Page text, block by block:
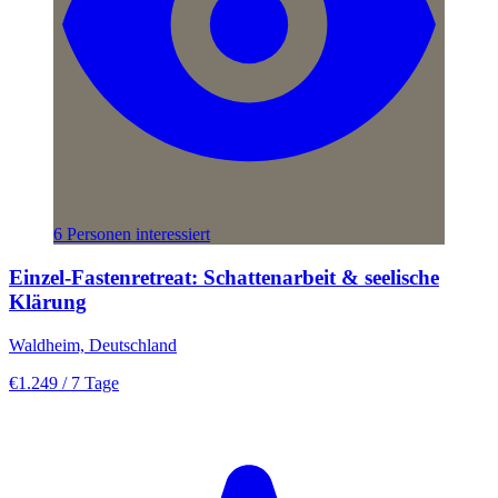
6 Personen interessiert
Einzel-Fastenretreat: Schattenarbeit & seelische
Klärung
Waldheim, Deutschland
€1.249 / 7 Tage